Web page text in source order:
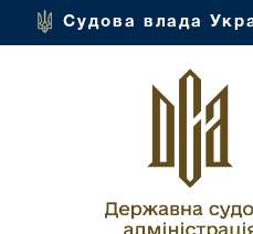
Судова влада